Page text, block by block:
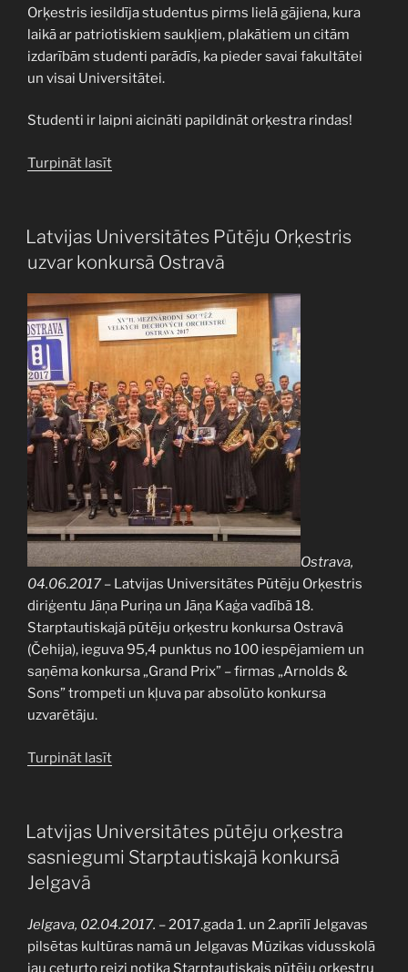
Orķestris iesildīja studentus pirms lielā gājiena, kura
laikā ar patriotiskiem saukļiem, plakātiem un citām
izdarībām studenti parādīs, ka pieder savai fakultātei
un visai Universitātei.
Studenti ir laipni aicināti papildināt orķestra rindas!
Turpināt lasīt““Aristotelis
pasākums,
kuru
studiju
gaitas
iesāk
LU
students”
PUBLICĒTS
Latvijas Universitātes Pūtēju Orķestris
uzvar konkursā Ostravā
Ostrava,
04.06.2017– Latvijas Universitātes Pūtēju Orķestris
diriģentu Jāņa Puriņa un Jāņa Kaģa vadībā 18.
Starptautiskajā pūtēju orķestru konkursa Ostravā
(Čehija), ieguva 95,4 punktus no 100 iespējamiem un
saņēma konkursa „Grand Prix” – firmas „Arnolds &
Sons” trompeti un kļuva par absolūto konkursa
uzvarētāju.
Turpināt lasīt“Latvijas
Orķestris
uzvar
konkursā
PUBLICĒTS
Latvijas Universitātes pūtēju orķestra
sasniegumi Starptautiskajā konkursā
Jelgavā
Jelgava, 02.04.2017. – 2017.gada 1. un 2.aprīlī Jelgavas
pilsētas kultūras namā un Jelgavas Mūzikas vidusskolā
jau ceturto reizi notika Starptautiskais pūtēju orķestru